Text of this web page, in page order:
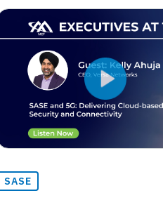
SASE